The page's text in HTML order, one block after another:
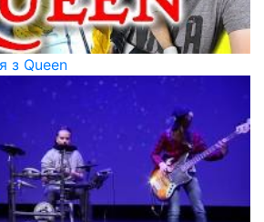
з Queen